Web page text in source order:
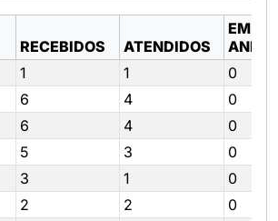
RECEBIDOS ATENDIDOS
EM
1 1
0
6 4
0
6 4
0
5 3
0
3 1
0
2 2
0